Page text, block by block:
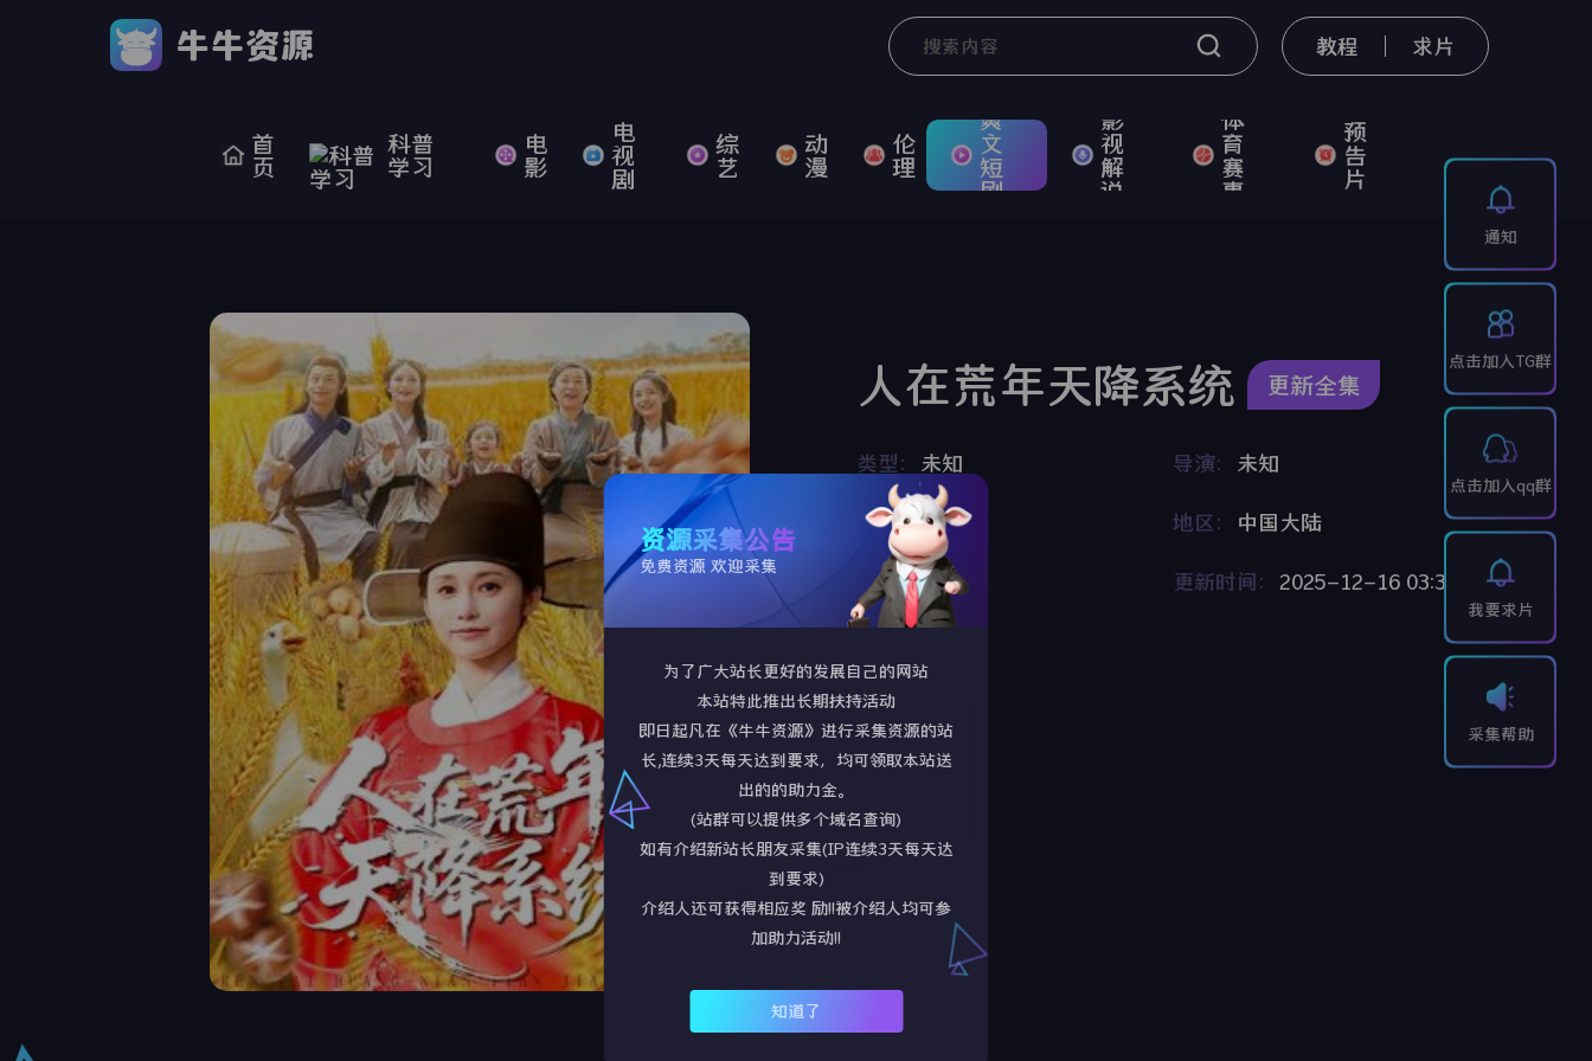
教程 求片
首
页
科普
学习
电
影
电
视
剧
综
艺
动
漫
伦
理
爽
文
短
剧
影
视
解
说
体
育
赛
事
预
告
片
人在荒年天降系统 更新全集
类型： 未知 导演： 未知
年代：2025 地区： 中国大陆
语言：未知 更新时间： 2025-12-16 03:35:08
TAG标签：
剧情简介：
通知
点击加入TG群
点击加入qq群
我要求片
采集帮助
资源采集公告
免费资源 欢迎采集
为了广大站长更好的发展自己的网站
本站特此推出长期扶持活动
即日起凡在《牛牛资源》进行采集资源的站
长,连续3天每天达到要求，均可领取本站送
出的的助力金。
(站群可以提供多个域名查询)
如有介绍新站长朋友采集(IP连续3天每天达
到要求)
介绍人还可获得相应奖 励!!被介绍人均可参
加助力活动!!
知道了